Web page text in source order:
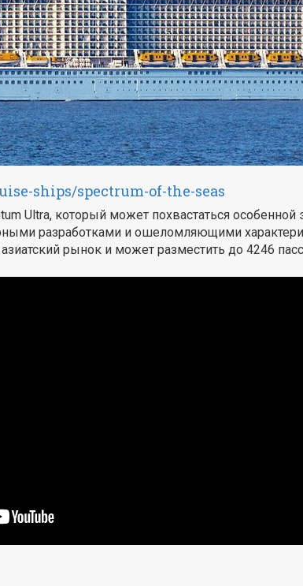
ships/spectrum-of-the-seas
Ultra, который может похвастаться
разработками и ошеломляющими
рынок и может разместить до 4246